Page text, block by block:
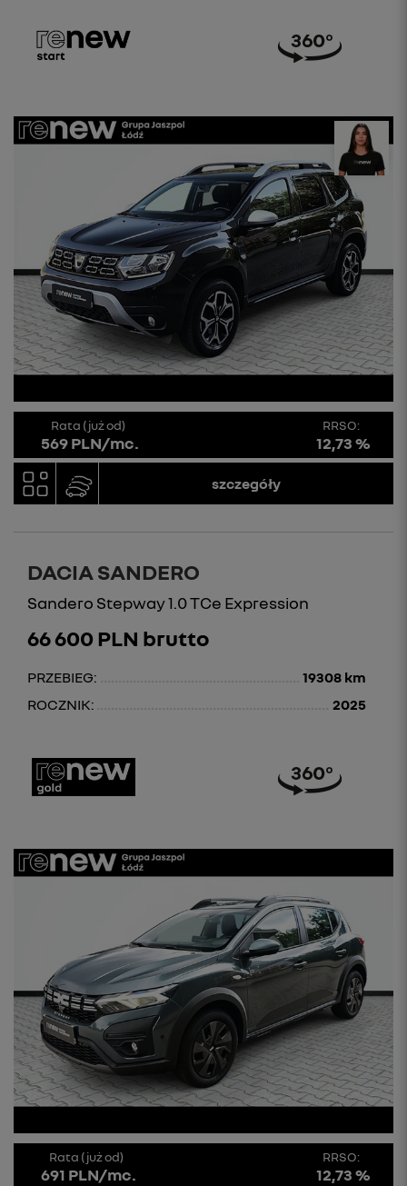
Rata (już od)
569 PLN/mc.
RRSO:
12,73 %
szczegóły
DACIA SANDERO
Sandero Stepway 1.0 TCe Expression
66 600 PLN brutto
PRZEBIEG:
19308 km
ROCZNIK:
2025
Rata (już od)
691 PLN/mc.
RRSO:
12,73 %